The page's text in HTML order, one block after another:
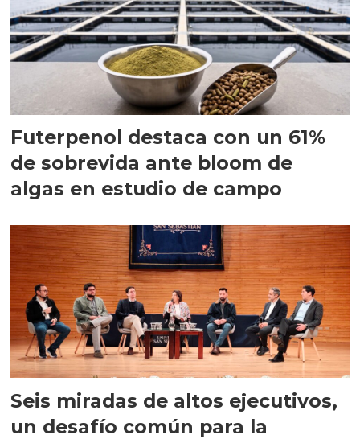
Futerpenol destaca con un 61%
de sobrevida ante bloom de
algas en estudio de campo
Seis miradas de altos ejecutivos,
un desafío común para la